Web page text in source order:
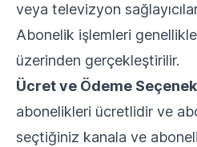
veya televizyon
Abonelik işlemleri
üzerinden gerçekleştirilir.
Ücret ve Ödeme
abonelikleri ücretlidir ve
seçtiğiniz kanala ve